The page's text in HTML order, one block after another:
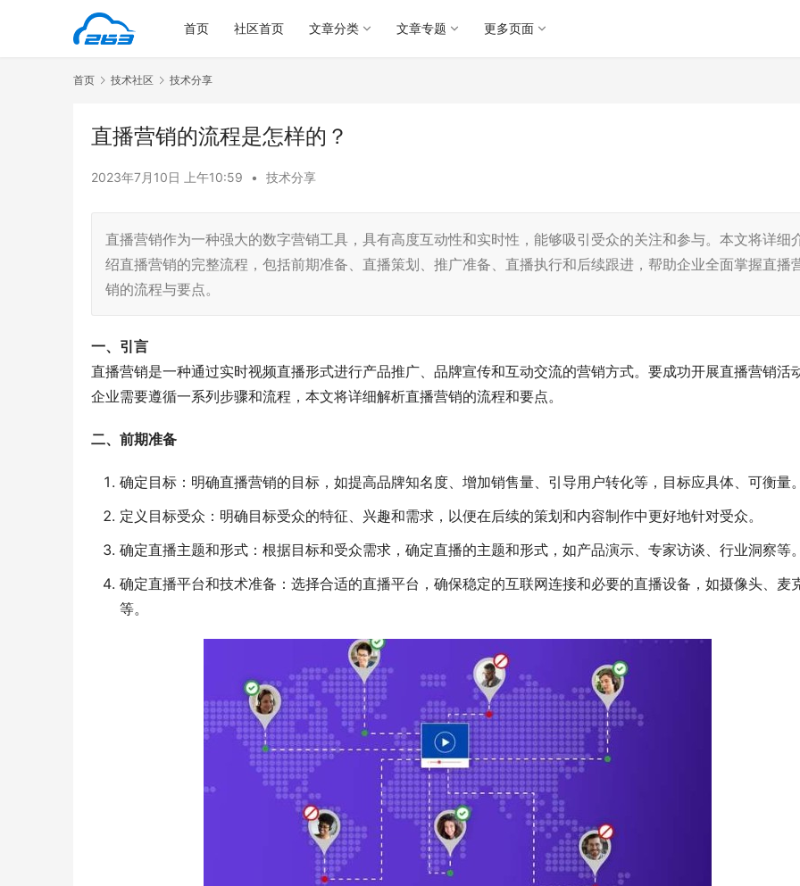
首页 社区首页 文章分类 文章专题 更多页面
首页 技术社区 技术分享
直播营销的流程是怎样的？
2023年7月10日 上午10:59 • 技术分享
直播营销作为一种强大的数字营销工具，具有高度互动性和实时性，能够吸引受众的关注和参与。本文将详细
绍直播营销的完整流程，包括前期准备、直播策划、推广准备、直播执行和后续跟进，帮助企业全面掌握直播
销的流程与要点。
一、引言
直播营销是一种通过实时视频直播形式进行产品推广、品牌宣传和互动交流的营销方式。要成功开展直播营销活
企业需要遵循一系列步骤和流程，本文将详细解析直播营销的流程和要点。
二、前期准备
确定目标：明确直播营销的目标，如提高品牌知名度、增加销售量、引导用户转化等，目标应具体、可衡量
定义目标受众：明确目标受众的特征、兴趣和需求，以便在后续的策划和内容制作中更好地针对受众。
确定直播主题和形式：根据目标和受众需求，确定直播的主题和形式，如产品演示、专家访谈、行业洞察等
确定直播平台和技术准备：选择合适的直播平台，确保稳定的互联网连接和必要的直播设备，如摄像头、麦
等。